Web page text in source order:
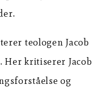
teologen Jacob
. Her kritiserer Jacob
og